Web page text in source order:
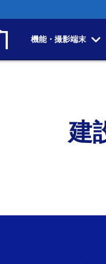
機能・撮影端末
建